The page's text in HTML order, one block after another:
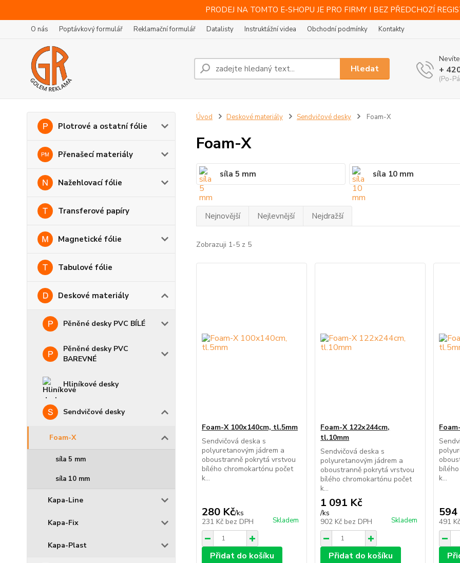
PRODEJ NA TOMTO E-SHOPU JE PRO FIRMY I BEZ PŘEDCHOZÍ
O nás Poptávkový formulář Reklamační formulář Datalisty Instruktážní videa Obchodní podmínky Kontakty
Hledat +
(Po-
Plotrové a ostatní fólie
Přenašecí materiály
Nažehlovací fólie
Transferové papíry
Magnetické fólie
Tabulové fólie
Deskové materiály
Pěněné desky PVC BÍLÉ
Pěněné desky PVC
BAREVNÉ
Hliníkové desky
Sendvičové desky
Foam-X
síla 5 mm
síla 10 mm
Kapa-Line
Kapa-Fix
Kapa-Plast
Úvod Deskové materiály Sendvičové desky Foam-X
Foam-X
síla 5 mm síla 10 mm
Nejnovější Nejlevnější Nejdražší
Zobrazuji 1-5 z 5
Foam-X 100x140cm, tl.5mm
Sendvičová deska s
polyuretanovým jádrem a
oboustranně pokrytá vrstvou
bílého chromokartónu počet
k...
280 Kč/ks
231 Kč bez DPH Skladem
Přidat do košíku
Foam-X 122x244cm,
tl.10mm
Sendvičová deska s
polyuretanovým jádrem a
oboustranně pokrytá vrstvou
bílého chromokartónu počet
k...
1 091 Kč
/ks
902 Kč bez DPH Skladem
Přidat do košíku
k...
594
491 Kč